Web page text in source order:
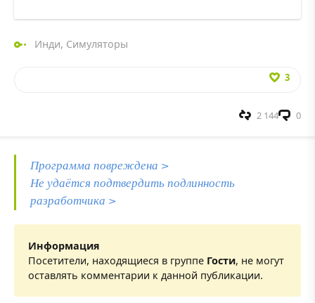
Инди, Симуляторы
3
0
2 144
Программа повреждена >
Не удаётся подтвердить подлинность
разработчика >
Информация
Посетители, находящиеся в группе Гости, не могут
оставлять комментарии к данной публикации.